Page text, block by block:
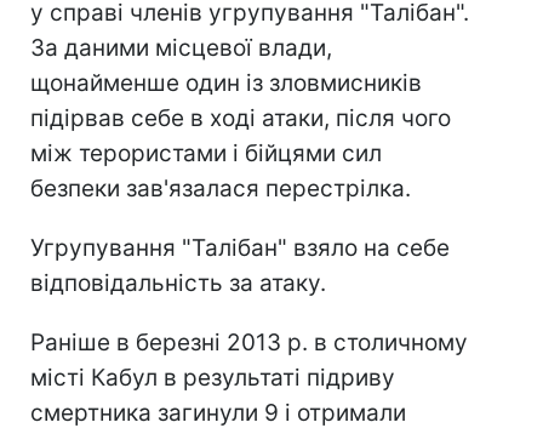
у справі членів угрупування "Талібан".
За даними місцевої влади,
щонайменше один із зловмисників
підірвав себе в ході атаки, після чого
між терористами і бійцями сил
безпеки зав'язалася перестрілка.
Угрупування "Талібан" взяло на себе
відповідальність за атаку.
Раніше в березні 2013 р. в столичному
місті Кабул в результаті підриву
смертника загинули 9 і отримали